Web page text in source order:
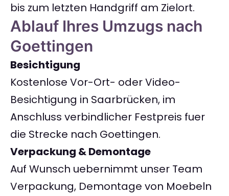
bis zum letzten Handgriff am Zielort.
Ablauf Ihres Umzugs nach
Goettingen
Besichtigung
Kostenlose Vor-Ort- oder Video-
Besichtigung in Saarbrücken, im
Anschluss verbindlicher Festpreis fuer
die Strecke nach Goettingen.
Verpackung & Demontage
Auf Wunsch uebernimmt unser Team
Verpackung, Demontage von Moebeln